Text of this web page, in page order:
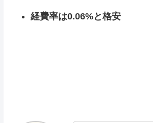
経費率は0.06%と格安